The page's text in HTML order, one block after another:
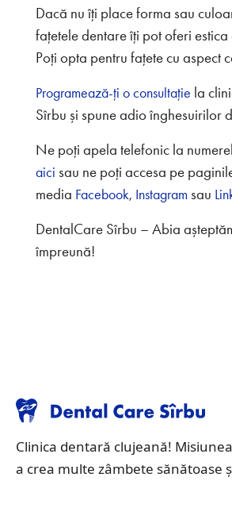
Dacă nu îți place forma sau
fațetele dentare îți pot oferi
Poți opta pentru fațete cu aspect
Programează-ți o consultație la
Sîrbu și spune adio înghesuirilor
Ne poți apela telefonic la
aici sau ne poți accesa pe
media Facebook, Instagramsau
DentalCare Sîrbu – Abia
împreună!
Clinica dentară clujeană!
a crea multe zâmbete sănătoase